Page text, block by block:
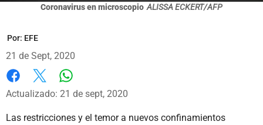
Coronavirus en microscopio ALISSA ECKERT/AFP
Por: EFE
21 de Sept, 2020
Facebook
X
Actualizado: 21 de sept, 2020
Las restricciones y el temor a nuevos confinamientos